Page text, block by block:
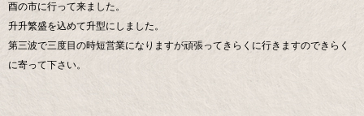
酉の市に行って来ました。
升升繁盛を込めて升型にしました。
第三波で三度目の時短営業になりますが頑張ってきらくに行きますのできらく
に寄って下さい。